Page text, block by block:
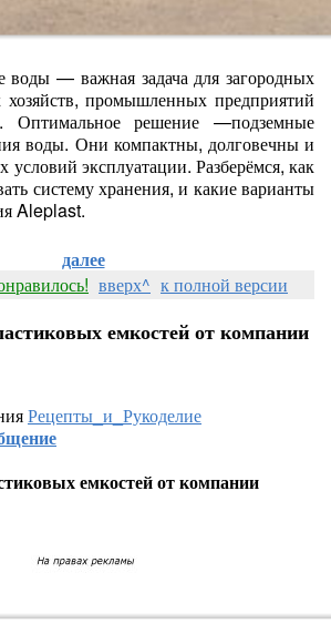
воды — важная задача для загородных
промышленных предприятий
решение —подземные
воды. Они компактны, долговечны и
условий эксплуатации. Разберёмся, как
систему хранения, и какие варианты
Aleplast.
далее
вверх^ к полной версии
емкостей от компании
Рецепты_и_Рукоделие
емкостей от компании